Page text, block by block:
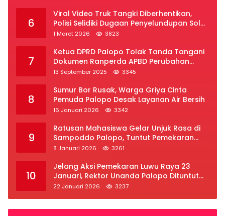
6
Viral Video Truk Tangki Diberhentikan,
Polisi Selidiki Dugaan Penyelundupan Solar
Subsidi di Palopo
1 Maret 2026 3823
7
Ketua DPRD Palopo Tolak Tanda Tangani
Dokumen Ranperda APBD Perubahan
2025
13 September 2025 3345
8
Sumur Bor Rusak, Warga Griya Cinta
Pemuda Palopo Desak Layanan Air Bersih
16 Januari 2026 3342
9
Ratusan Mahasiswa Gelar Unjuk Rasa di
Sampoddo Palopo, Tuntut Pemekaran
Provinsi Luwu Raya
8 Januari 2026 3261
10
Jelang Aksi Pemekaran Luwu Raya 23
Januari, Rektor Unanda Palopo Dituntut
Liburkan Mahasiswa
22 Januari 2026 3237